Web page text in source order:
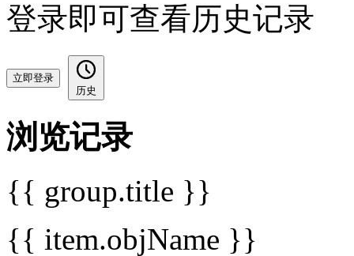
登录即可查看历史记录
立即登录
历史
浏览记录
{{ group.title }}
{{ item.objName }}